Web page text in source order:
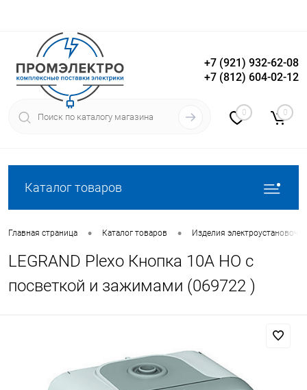
Вход Регистрация
+7 (921) 932-62-08
+7 (812) 604-02-12
0 0
Каталог товаров
Главная страница • Каталог товаров • Изделия
LEGRAND Plexo Кнопка 10А НО с
посветкой и зажимами (069722 )